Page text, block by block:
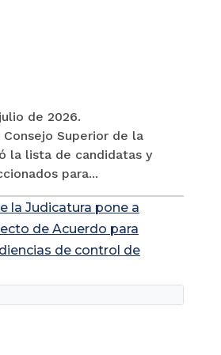
de 2026.
Superior de la
la lista de candidatas y
para...
la Judicatura pone a
de Acuerdo para
de control de